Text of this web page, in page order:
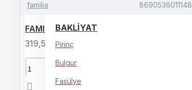
BAKLİYAT
Pirinç
Bulgur
Fasülye
familia 8690536011148
FAMILIA HAVLU 12 LI *2*-8690536011148
319,55TL
SEPETE EKLE